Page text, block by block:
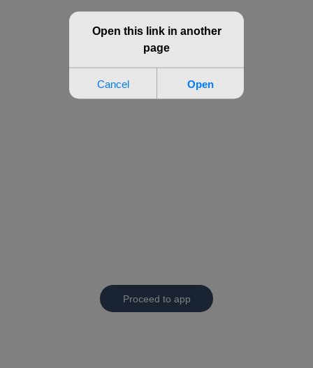
Proceed to app